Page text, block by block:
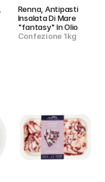
Renna, Antipasti
Insalata Di Mare
"fantasy" In Olio
Confezione 1kg